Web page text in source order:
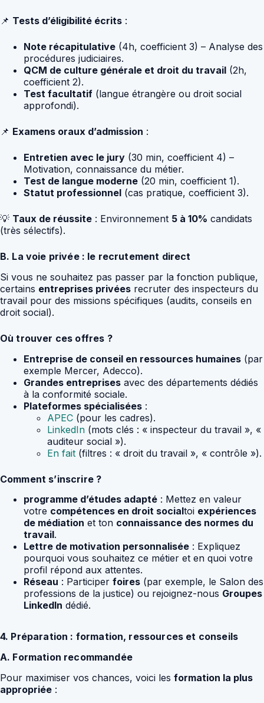
📌 Tests d’éligibilité écrits :
Note récapitulative (4h, coefficient 3) – Analyse des
procédures judiciaires.
QCM de culture générale et droit du travail (2h,
coefficient 2).
Test facultatif (langue étrangère ou droit social
approfondi).
📌 Examens oraux d’admission :
Entretien avec le jury (30 min, coefficient 4) –
Motivation, connaissance du métier.
Test de langue moderne (20 min, coefficient 1).
Statut professionnel (cas pratique, coefficient 3).
💡 Taux de réussite : Environnement 5 à 10% candidats
(très sélectifs).
B. La voie privée : le recrutement direct
Si vous ne souhaitez pas passer par la fonction publique,
certains entreprises privées recruter des inspecteurs du
travail pour des missions spécifiques (audits, conseils en
droit social).
Où trouver ces offres ?
Entreprise de conseil en ressources humaines (par
exemple Mercer, Adecco).
Grandes entreprises avec des départements dédiés
à la conformité sociale.
Plateformes spécialisées :
APEC (pour les cadres).
LinkedIn (mots clés : « inspecteur du travail », «
auditeur social »).
En fait (filtres : « droit du travail », « contrôle »).
Comment s’inscrire ?
programme d’études adapté : Mettez en valeur
votre compétences en droit socialtoi expériences
de médiation et ton connaissance des normes du
travail.
Lettre de motivation personnalisée : Expliquez
pourquoi vous souhaitez ce métier et en quoi votre
profil répond aux attentes.
Réseau : Participer foires (par exemple, le Salon des
professions de la justice) ou rejoignez-nous Groupes
LinkedIn dédié.
4. Préparation : formation, ressources et conseils
A. Formation recommandée
Pour maximiser vos chances, voici les formation la plus
appropriée :